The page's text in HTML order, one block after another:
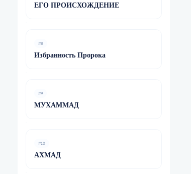
ЕГО ПРОИСХОЖДЕНИЕ
#8
Избранность Пророка
#9
МУХАММАД
#10
АХМАД